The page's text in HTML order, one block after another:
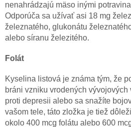
nenahrádzajú mäso inými
Odporúča sa užívať asi 18 mg
železnatého, glukonátu
alebo síranu železitého.
Fol át
Kyselina listová je známa tým, že
bráni vzniku vrodených
proti depresii alebo sa snažíte
vašom tele, táto zložka je tiež
okolo 400 mcg folátu alebo 600